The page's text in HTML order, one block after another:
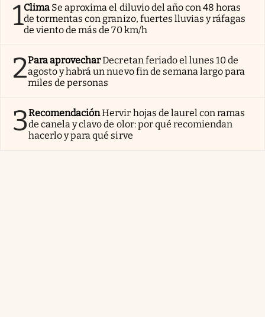
1Clima Se aproxima el diluvio del año con 48 horas
de tormentas con granizo, fuertes lluvias y ráfagas
de viento de más de 70 km/h
2Para aprovecharDecretan feriado el lunes 10 de
agosto y habrá un nuevo fin de semana largo para
miles de personas
3RecomendaciónHervir hojas de laurel con ramas
de canela y clavo de olor: por qué recomiendan
hacerlo y para qué sirve